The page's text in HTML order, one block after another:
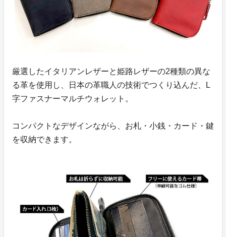
厳選したイタリアンレザーと姫路レザーの2種類の異な
る革を使用し、日本の革職人の技術でつくり込んだ、L
字ファスナーマルチウォレット。
コンパクトなデザインながら、お札・小銭・カード・鍵
を収納できます。